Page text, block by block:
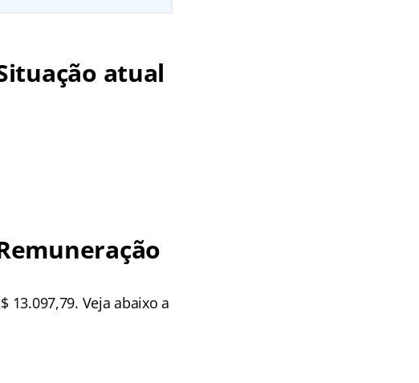
atual
13.097,79. Veja abaixo a